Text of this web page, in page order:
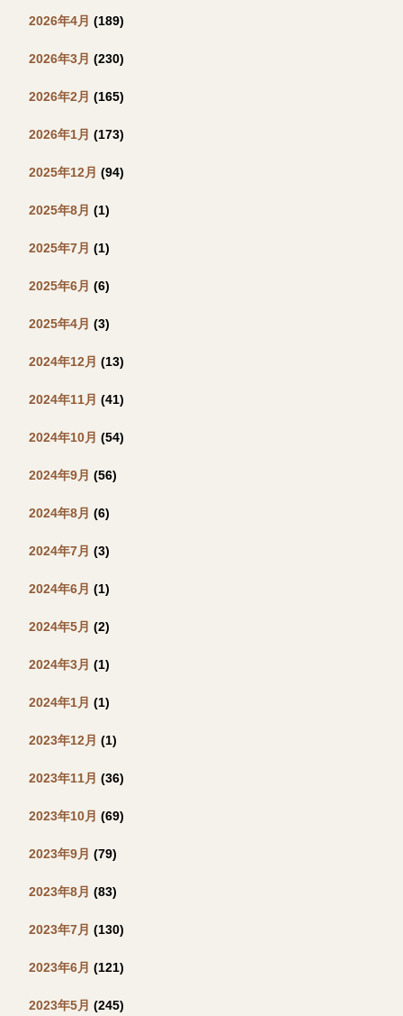
2026年4月 (189)
2026年3月 (230)
2026年2月 (165)
2026年1月 (173)
2025年12月 (94)
2025年8月 (1)
2025年7月 (1)
2025年6月 (6)
2025年4月 (3)
2024年12月 (13)
2024年11月 (41)
2024年10月 (54)
2024年9月 (56)
2024年8月 (6)
2024年7月 (3)
2024年6月 (1)
2024年5月 (2)
2024年3月 (1)
2024年1月 (1)
2023年12月 (1)
2023年11月 (36)
2023年10月 (69)
2023年9月 (79)
2023年8月 (83)
2023年7月 (130)
2023年6月 (121)
2023年5月 (245)